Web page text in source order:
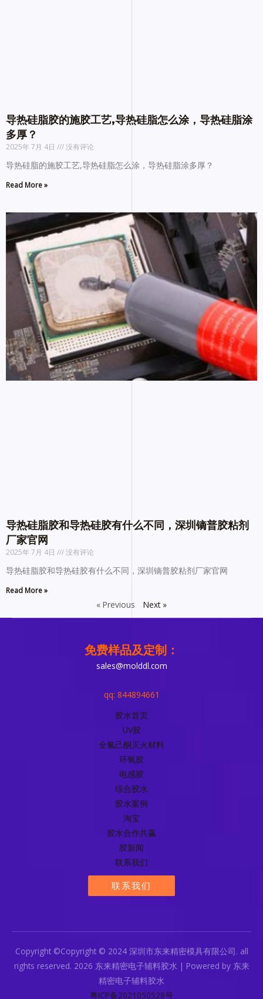
导热硅脂胶的施胶工艺,导热硅脂怎么涂，导热硅脂涂
多厚？
2025年 7月 4日 没有评论
导热硅脂的施胶工艺,导热硅脂怎么涂，导热硅脂涂多厚？
Read More »
导热硅脂胶和导热硅胶有什么不同，深圳镝普胶粘剂
厂家官网
2025年 7月 4日 没有评论
导热硅脂胶和导热硅胶有什么不同，深圳镝普胶粘剂厂家官网
Read More »
« Previous Next »
免费样品及定制：
sales@molddl.com
qq: 844894661
胶水首页
UV胶
全氟己酮灭火材料
环氧胶
电感胶
综合胶水
胶水案例
淘宝
胶水合作共赢
胶新闻
联系我们
联系我们
Copyright ©Copyright © 2024 深圳市东来精密模具有限公司. all
rights reserved. 2026 东来精密电子辅料胶水 | Powered by 东来
精密电子辅料胶水
粤ICP备2021050528号